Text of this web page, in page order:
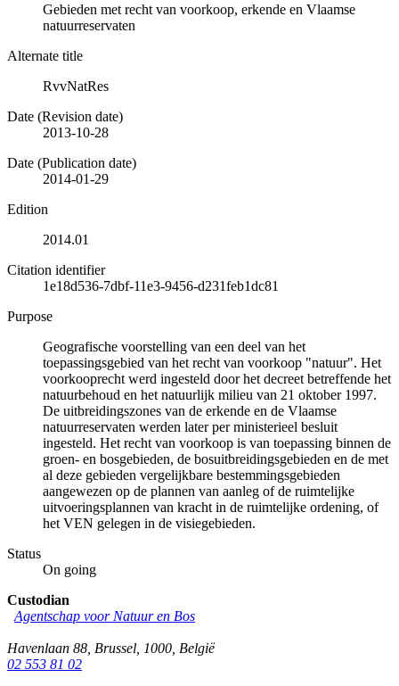
Gebieden met recht van voorkoop, erkende en Vlaamse
natuurreservaten
Alternate title
RvvNatRes
Date (Revision date)
2013-10-28
Date (Publication date)
2014-01-29
Edition
2014.01
Citation identifier
1e18d536-7dbf-11e3-9456-d231feb1dc81
Purpose
Geografische voorstelling van een deel van het
toepassingsgebied van het recht van voorkoop "natuur". Het
voorkooprecht werd ingesteld door het decreet betreffende het
natuurbehoud en het natuurlijk milieu van 21 oktober 1997.
De uitbreidingszones van de erkende en de Vlaamse
natuurreservaten werden later per ministerieel besluit
ingesteld. Het recht van voorkoop is van toepassing binnen de
groen- en bosgebieden, de bosuitbreidingsgebieden en de met
al deze gebieden vergelijkbare bestemmingsgebieden
aangewezen op de plannen van aanleg of de ruimtelijke
uitvoeringsplannen van kracht in de ruimtelijke ordening, of
het VEN gelegen in de visiegebieden.
Status
On going
Custodian
Agentschap voor Natuur en Bos
Havenlaan 88 Brussel 1000 België
02 553 81 02